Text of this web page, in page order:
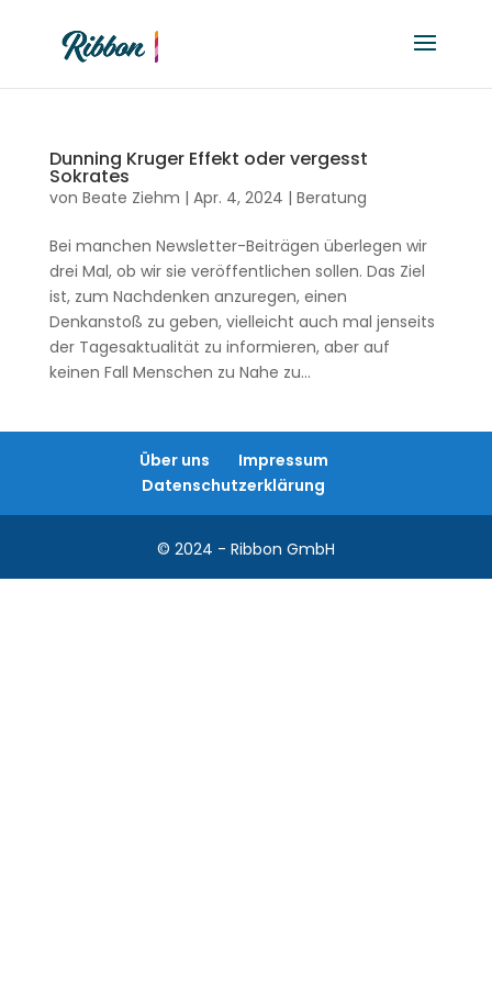
Dunning Kruger Effekt oder vergesst
Sokrates
von Beate Ziehm | Apr. 4, 2024 | Beratung
Bei manchen Newsletter-Beiträgen überlegen wir
drei Mal, ob wir sie veröffentlichen sollen. Das Ziel
ist, zum Nachdenken anzuregen, einen
Denkanstoß zu geben, vielleicht auch mal jenseits
der Tagesaktualität zu informieren, aber auf
keinen Fall Menschen zu Nahe zu...
Über uns
Impressum
Datenschutzerklärung
© 2024 - Ribbon GmbH